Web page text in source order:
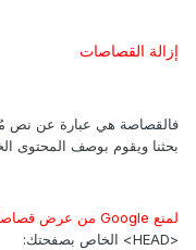
إزالة القصاصات
فالقصاصة هي عبارة عن نص
بحثنا ويقوم بوصف المحتوى
لمنع Google من عرض قصاصات لصفحتك
<HEAD> الخاص بصفحتك: